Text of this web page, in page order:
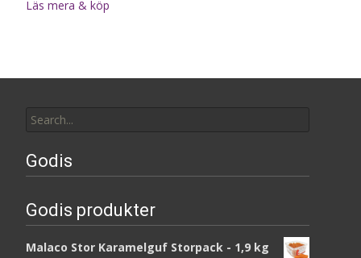
Läs mera & köp
for:
Godis
Godis produkter
Malaco Stor Karamelguf Storpack - 1,9 kg